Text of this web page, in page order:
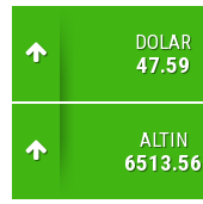
DOLAR
47.59
ALTIN
6513.56